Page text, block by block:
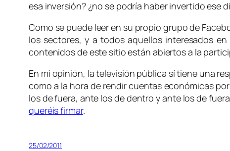
esa inversión? ¿no se podría haber invertido ese
Como se puede leer en su propio grupo de
los sectores, y a todos aquellos interesados
contenidos de este sitio están abiertos a la
En mi opinión, la televisión pública sí tiene una
como a la hora de rendir cuentas económicas
los de fuera, ante los de dentro y ante los de
queréis firmar.
25/02/2011